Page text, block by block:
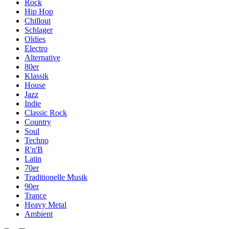
Rock
Hip Hop
Chillout
Schlager
Oldies
Electro
Alternative
80er
Klassik
House
Jazz
Indie
Classic Rock
Country
Soul
Techno
R'n'B
Latin
70er
Traditionelle Musik
90er
Trance
Heavy Metal
Ambient